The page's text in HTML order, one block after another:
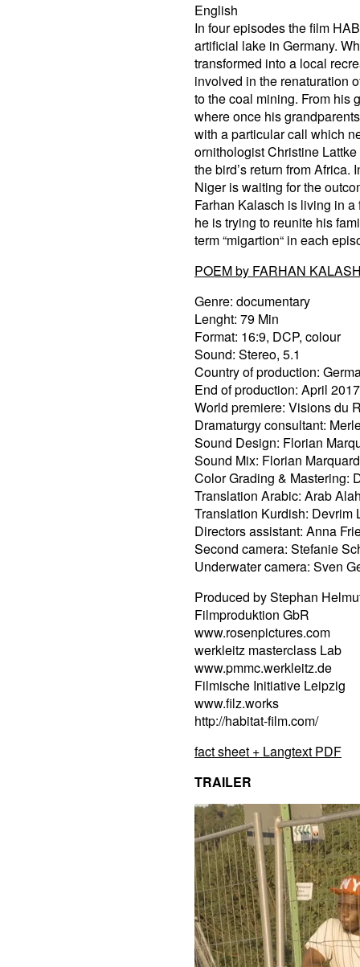
English
In four episodes the film
artificial lake in Germany.
transformed into a local
involved in the renaturation
to the coal mining. From his
where once his
with a particular call which
ornithologist Christine
the bird’s return from
Niger is waiting for the
Farhan Kalasch is living in a
he is trying to reunite his
term “migartion“ in each
POEM by FARHAN
Genre: documentary
Lenght: 79 Min
Format: 16:9, DCP, colour
Sound: Stereo, 5.1
Country of production:
End of production: April 2017
World premiere: Visions du
Dramaturgy consultant:
Sound Design: Florian
Sound Mix: Florian
Color Grading & Mastering:
Translation Arabic: Arab
Translation Kurdish: Devrim
Directors assistant: Anna
Second camera: Stefanie
Underwater camera: Sven
Produced by Stephan
Filmproduktion GbR
www.rosenpictures.com
werkleitz masterclass Lab
www.pmmc.werkleitz.de
Filmische Initiative Leipzig
www.filz.works
http://habitat-film.com/
fact sheet + Langtext PDF
TRAILER